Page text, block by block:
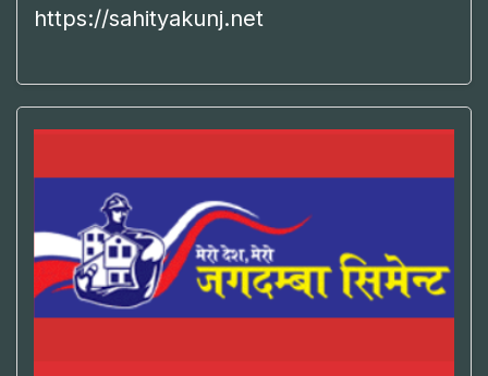
https://sahityakunj.net